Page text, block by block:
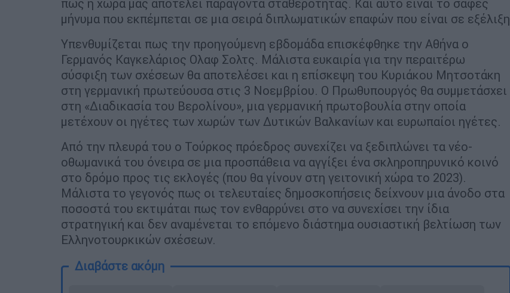
πως η χώρα μας αποτελεί παράγοντα σταθερότητας. Και αυτό είναι το σαφές
μήνυμα που εκπέμπεται σε μια σειρά διπλωματικών επαφών που είναι σε εξέλιξη
Υπενθυμίζεται πως την προηγούμενη εβδομάδα επισκέφθηκε την Αθήνα ο
Γερμανός Καγκελάριος Ολαφ Σολτς. Μάλιστα ευκαιρία για την περαιτέρω
σύσφιξη των σχέσεων θα αποτελέσει και η επίσκεψη του Κυριάκου Μητσοτάκη
στη γερμανική πρωτεύουσα στις 3 Νοεμβρίου. Ο Πρωθυπουργός θα συμμετάσχει
στη «Διαδικασία του Βερολίνου», μια γερμανική πρωτοβουλία στην οποία
μετέχουν οι ηγέτες των χωρών των Δυτικών Βαλκανίων και ευρωπαίοι ηγέτες.
Από την πλευρά του ο Τούρκος πρόεδρος συνεχίζει να ξεδιπλώνει τα νέο-
οθωμανικά του όνειρα σε μια προσπάθεια να αγγίξει ένα σκληροπηρυνικό κοινό
στο δρόμο προς τις εκλογές (που θα γίνουν στη γειτονική χώρα το 2023).
Μάλιστα το γεγονός πως οι τελευταίες δημοσκοπήσεις δείχνουν μια άνοδο στα
ποσοστά του εκτιμάται πως τον ενθαρρύνει στο να συνεχίσει την ίδια
στρατηγική και δεν αναμένεται το επόμενο διάστημα ουσιαστική βελτίωση των
Ελληνοτουρκικών σχέσεων.
Διαβάστε ακόμη